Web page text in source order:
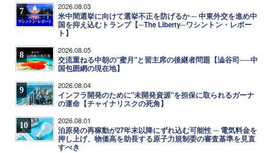
7 2026.08.03
米中間選挙に向けて選挙不正を防げるか ─ 中東外交を進め中
国を抑え込むトランプ【─The Liberty─ワシントン・レポー
ト】
8 2026.08.05
交流重ねる中朝の"蜜月"と習主席の後継者問題【澁谷司──中
国包囲網の現在地】
9 2026.08.04
インフラ開発のために"未開発資源"を担保に取られるガーナ
の運命【チャイナリスクの死角】
10 2026.08.01
泊原発の再稼動が27年末以降にずれ込む可能性 ─ 電気料金を
押し上げ、物価高を助長する原子力規制委の審査基準を見直
すべき